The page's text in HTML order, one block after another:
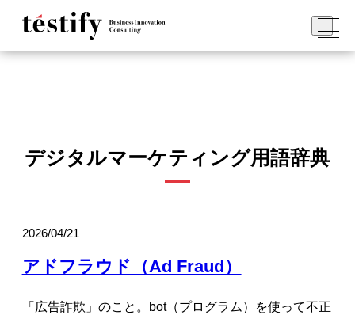
デジタルマーケティング用語辞典
2026/04/21
アドフラウド（Ad Fraud）
「広告詐欺」のこと。bot（プログラム）を使って不正